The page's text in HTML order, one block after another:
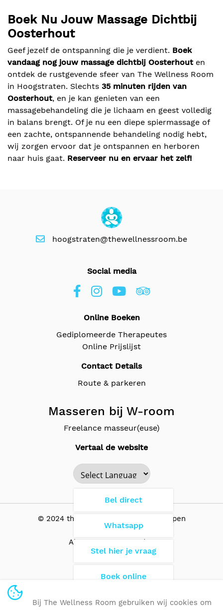
Boek Nu Jouw Massage Dichtbij
Oosterhout
Geef jezelf de ontspanning die je verdient. Boek
vandaag nog jouw massage dichtbij Oosterhouten
ontdek de rustgevende sfeer van The Wellness Room
in Hoogstraten. Slechts 35 minuten rijden van
Oosterhout, en je kan genieten van een
massagebehandeling die je lichaam en geest volledig
in balans brengt. Of je nu een diepe spiermassage of
een zachte, ontspannende behandeling nodig hebt,
wij zorgen ervoor dat je ontspannen en herboren
naar huis gaat. Reserveer nu en ervaar het zelf!
hoogstraten@thewellnessroom.be
Social media
Online Boeken
Gediplomeerde Therapeutes
Online Prijslijst
Contact Details
Route & parkeren
Masseren bij W-room
Freelance masseur(euse)
Vertaal de website
Powered by
© 2024 the Wellness Room - Antwerpen
Algemene Voorwaarden
Bel direct
Whatsapp
Stel hier je vraag
Boek online
Opleidingscentrum
Bij The Wellness Room gebruiken wij cookies om